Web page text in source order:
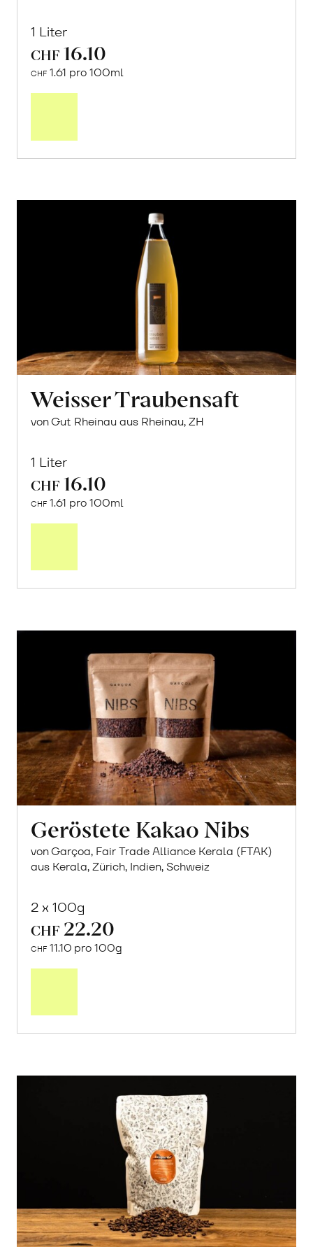
1 Liter
CHF 16.10
CHF 1.61 pro 100ml
Weisser Traubensaft
von Gut Rheinau aus Rheinau, ZH
1 Liter
CHF 16.10
CHF 1.61 pro 100ml
Geröstete Kakao Nibs
von Garçoa, Fair Trade Alliance Kerala (FTAK)
aus Kerala, Zürich, Indien, Schweiz
2 x 100g
CHF 22.20
CHF 11.10 pro 100g